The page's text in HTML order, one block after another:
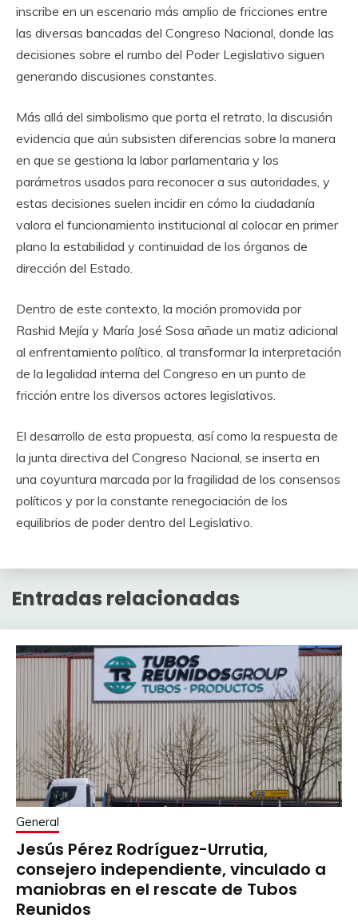
inscribe en un escenario más amplio de fricciones entre
las diversas bancadas del Congreso Nacional, donde las
decisiones sobre el rumbo del Poder Legislativo siguen
generando discusiones constantes.
Más allá del simbolismo que porta el retrato, la discusión
evidencia que aún subsisten diferencias sobre la manera
en que se gestiona la labor parlamentaria y los
parámetros usados para reconocer a sus autoridades, y
estas decisiones suelen incidir en cómo la ciudadanía
valora el funcionamiento institucional al colocar en primer
plano la estabilidad y continuidad de los órganos de
dirección del Estado.
Dentro de este contexto, la moción promovida por
Rashid Mejía y María José Sosa añade un matiz adicional
al enfrentamiento político, al transformar la interpretación
de la legalidad interna del Congreso en un punto de
fricción entre los diversos actores legislativos.
El desarrollo de esta propuesta, así como la respuesta de
la junta directiva del Congreso Nacional, se inserta en
una coyuntura marcada por la fragilidad de los consensos
políticos y por la constante renegociación de los
equilibrios de poder dentro del Legislativo.
Entradas relacionadas
General
Jesús Pérez Rodríguez-Urrutia,
consejero independiente, vinculado a
maniobras en el rescate de Tubos
Reunidos